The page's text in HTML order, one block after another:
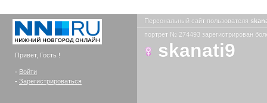
Привет, Гость !
- Войти
- Зарегистрироваться
Персональный сайт пользователя
портрет № 274493 зарегистрирован
skanati9